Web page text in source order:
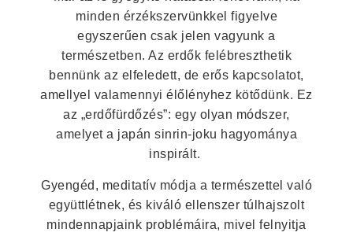
minden érzékszervünkkel figyelve
egyszerűen csak jelen vagyunk a
természetben. Az erdők felébreszthetik
bennünk az elfeledett, de erős kapcsolatot,
amellyel valamennyi élőlényhez kötődünk. Ez
az „erdőfürdőzés”: egy olyan módszer,
amelyet a japán sinrin-joku hagyománya
inspirált.
Gyengéd, meditatív módja a természettel való
együttlétnek, és kiváló ellenszer túlhajszolt
mindennapjaink problémáira, mivel felnyitja